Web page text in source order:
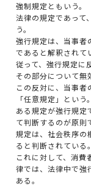
強制規定ともいう。
法律の規定であって
う。
強行規定は、当事者
であると解釈されて
従って、強行規定に
その部分について無
この反対に、当事
「任意規定」という。
ある規定が強行規定
て判断するのが原則
規定は、社会秩序の
ると判断されている。
これに対して、消
律では、法律中で強
ある。